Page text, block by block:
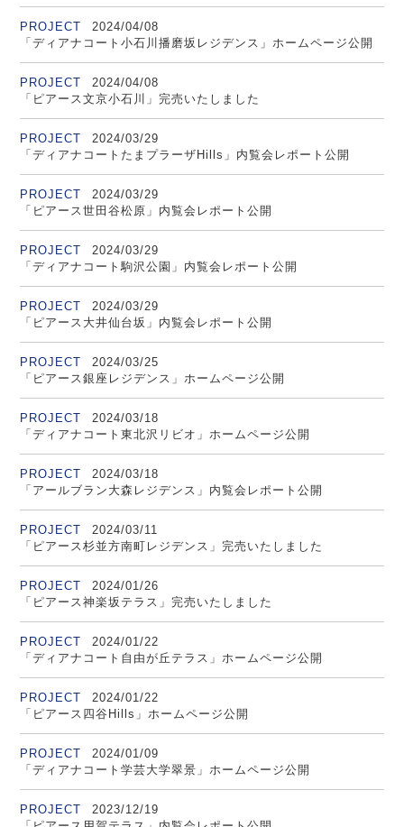
PROJECT
2024/04/08
「ディアナコート小石川播磨坂レジデンス」ホームページ公開
PROJECT
2024/04/08
「ピアース文京小石川」完売いたしました
PROJECT
2024/03/29
「ディアナコートたまプラーザHills」内覧会レポート公開
PROJECT
2024/03/29
「ピアース世田谷松原」内覧会レポート公開
PROJECT
2024/03/29
「ディアナコート駒沢公園」内覧会レポート公開
PROJECT
2024/03/29
「ピアース大井仙台坂」内覧会レポート公開
PROJECT
2024/03/25
「ピアース銀座レジデンス」ホームページ公開
PROJECT
2024/03/18
「ディアナコート東北沢リビオ」ホームページ公開
PROJECT
2024/03/18
「アールブラン大森レジデンス」内覧会レポート公開
PROJECT
2024/03/11
「ピアース杉並方南町レジデンス」完売いたしました
PROJECT
2024/01/26
「ピアース神楽坂テラス」完売いたしました
PROJECT
2024/01/22
「ディアナコート自由が丘テラス」ホームページ公開
PROJECT
2024/01/22
「ピアース四谷Hills」ホームページ公開
PROJECT
2024/01/09
「ディアナコート学芸大学翠景」ホームページ公開
PROJECT
2023/12/19